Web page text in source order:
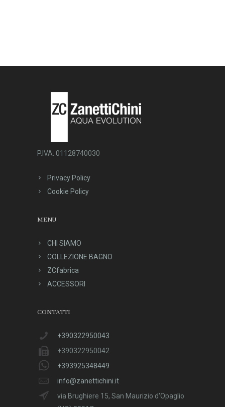
P.IVA: 01128740030
Privacy Policy
Cookie Policy
MENU
CHI SIAMO
COLLEZIONE BAGNO
ZCfabrica
ACCESSORI
CONTATTI
+390322950043
+390322950042
+393925348449
info@zanettichini.it
via Brughiere 15, San Maurizio d'Opaglio